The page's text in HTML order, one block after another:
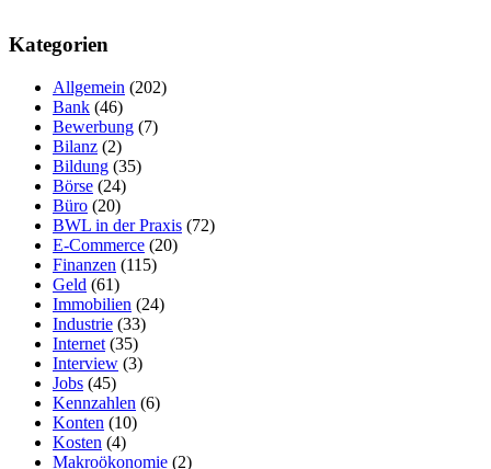
Kategorien
Allgemein (202)
Bank (46)
Bewerbung (7)
Bilanz (2)
Bildung (35)
Börse (24)
Büro (20)
BWL in der Praxis (72)
E-Commerce (20)
Finanzen (115)
Geld (61)
Immobilien (24)
Industrie (33)
Internet (35)
Interview (3)
Jobs (45)
Kennzahlen (6)
Konten (10)
Kosten (4)
Makroökonomie (2)